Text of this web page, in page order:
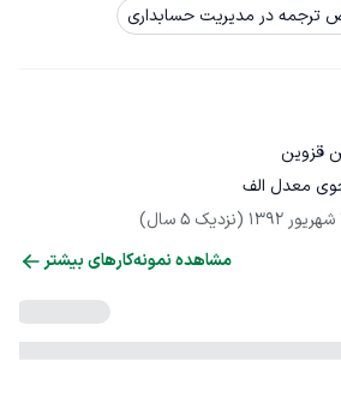
در مدیریت حسابداری
قزوین
(نزدیک 5 سال)
مشاهده نمونه‌کارهای بیشتر